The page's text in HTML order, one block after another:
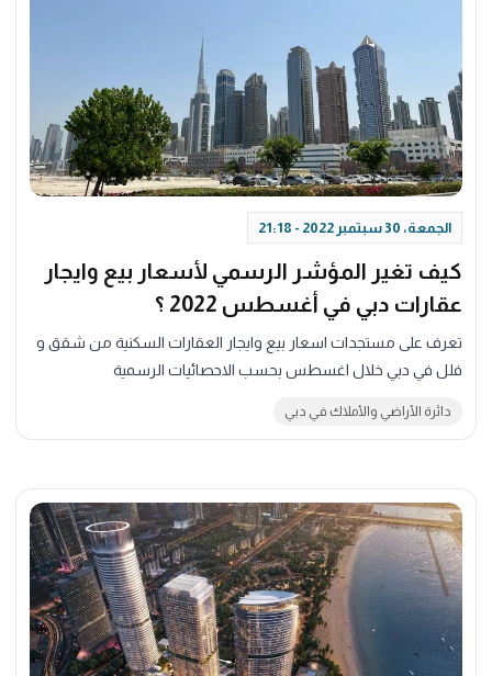
الجمعة، 30 سبتمبر 2022 - 21:18
كيف تغير المؤشر الرسمي لأسعار بيع وايجار
عقارات دبي في أغسطس 2022 ؟
تعرف على مستجدات اسعار بيع وايجار العقارات السكنية من شقق و
فلل في دبي خلال اغسطس بحسب الاحصائيات الرسمية
دائرة الأراضي والأملاك في دبي